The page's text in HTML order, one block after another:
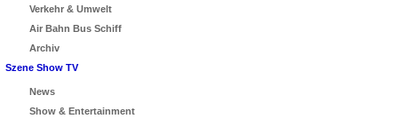
Verkehr & Umwelt
Air Bahn Bus Schiff
Archiv
Szene Show TV
News
Show & Entertainment